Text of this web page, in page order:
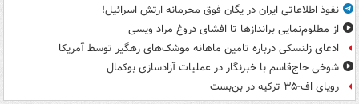
نفوذ اطلاعاتی ایران در یگان فوق محرمانه ارتش اسرائیل!
از مظلوم‌نمایی براندازها تا افشای دروغ مراد ویسی
ادعای زلنسکی درباره تامین ماهانه موشک‌های رهگیر توسط آمریکا
شوخی حاج‌قاسم با خبرنگار در عملیات آزادسازی بوکمال
رویای اف-۳۵ ترکیه در بن‌بست